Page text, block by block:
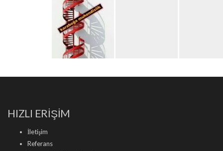
HIZLI ERİŞİM
İletişim
Referans